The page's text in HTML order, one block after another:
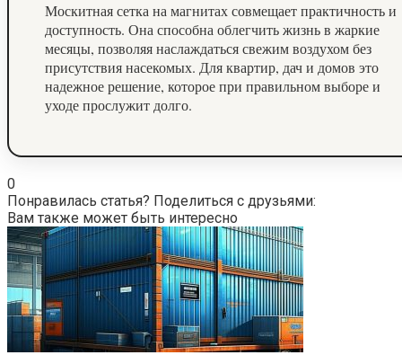
Москитная сетка на магнитах совмещает практичность и
доступность. Она способна облегчить жизнь в жаркие
месяцы, позволяя наслаждаться свежим воздухом без
присутствия насекомых. Для квартир, дач и домов это
надежное решение, которое при правильном выборе и
уходе прослужит долго.
0
Понравилась статья? Поделиться с друзьями:
Вам также может быть интересно